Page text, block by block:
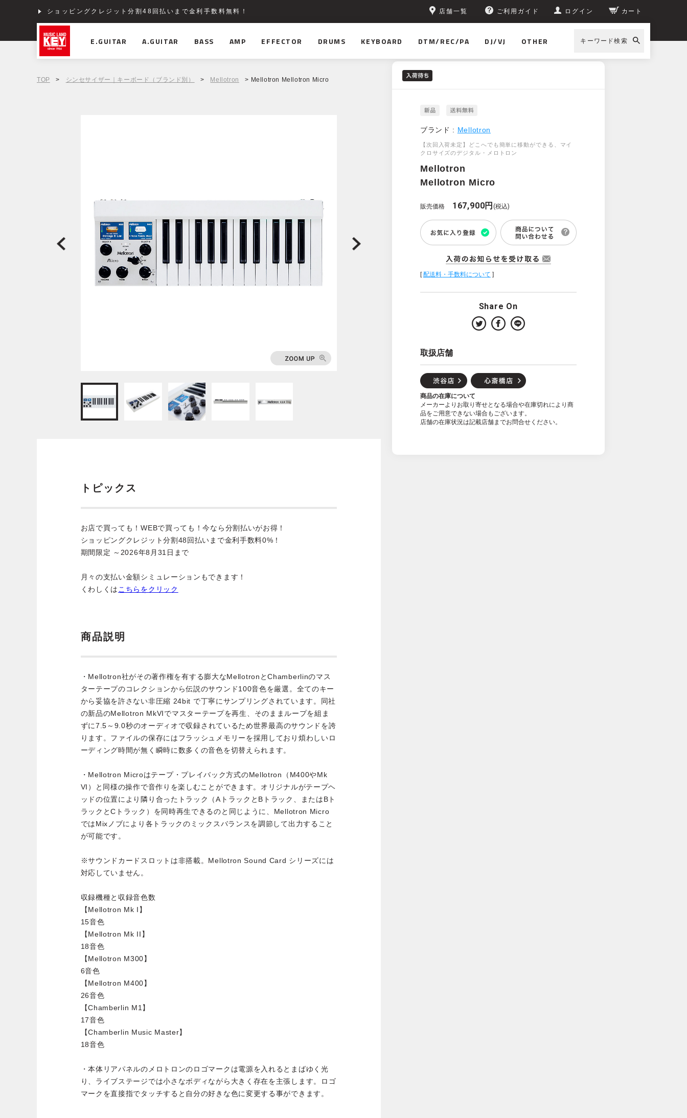
ショッピングクレジット分割48回払いまで金利手数料無料！ 店舗一覧 ご利用ガイド ログイン カート
E.GUITAR A.GUITAR BASS AMP EFFECTOR DRUMS KEYBOARD DTM/REC/PA DJ/VJ OTHER キーワード検索
TOP > シンセサイザー｜キーボード（ブランド別） > Mellotron > Mellotron Mellotron Micro
ブランド : Mellotron
【次回入荷未定】どこへでも簡単に移動ができる、マイ
クロサイズのデジタル・メロトロン
Mellotron
Mellotron Micro
販売価格 167,900円(税込)
[配送料・手数料について ]
Share On
取扱店舗
商品の在庫について
メーカーよりお取り寄せとなる場合や在庫切れにより商
品をご用意できない場合もございます。
店舗の在庫状況は記載店舗までお問合せください。
トピックス
お店で買っても！WEBで買っても！今なら分割払いがお得！
ショッピングクレジット分割48回払いまで金利手数料0%！
期間限定 ～2026年8月31日まで
月々の支払い金額シミュレーションもできます！
くわしくは こちらをクリック
商品説明
・Mellotron社がその著作権を有する膨大なMellotronとChamberlinのマス
ターテープのコレクションから伝説のサウンド100音色を厳選。全てのキー
から妥協を許さない非圧縮 24bit で丁寧にサンプリングされています。同社
の新品のMellotron MkVIでマスターテープを再生、そのままループを組ま
ずに7.5～9.0秒のオーディオで収録されているため世界最高のサウンドを誇
ります。ファイルの保存にはフラッシュメモリーを採用しており煩わしいロ
ーディング時間が無く瞬時に数多くの音色を切替えられます。
・Mellotron Microはテープ・プレイバック方式のMellotron（M400やMk
VI）と同様の操作で音作りを楽しむことができます。オリジナルがテープヘ
ッドの位置により隣り合ったトラック（AトラックとBトラック、またはBト
ラックとCトラック）を同時再生できるのと同じように、Mellotron Micro
ではMixノブにより各トラックのミックスバランスを調節して出力すること
が可能です。
※サウンドカードスロットは非搭載。Mellotron Sound Card シリーズには
対応していません。
収録機種と収録音色数
【Mellotron Mk I】
15音色
【Mellotron Mk II】
18音色
【Mellotron M300】
6音色
【Mellotron M400】
26音色
【Chamberlin M1】
17音色
【Chamberlin Music Master】
18音色
・本体リアパネルのメロトロンのロゴマークは電源を入れるとまばゆく光
り、ライブステージでは小さなボディながら大きく存在を主張します。ロゴ
マークを直接指でタッチすると自分の好きな色に変更する事ができます。